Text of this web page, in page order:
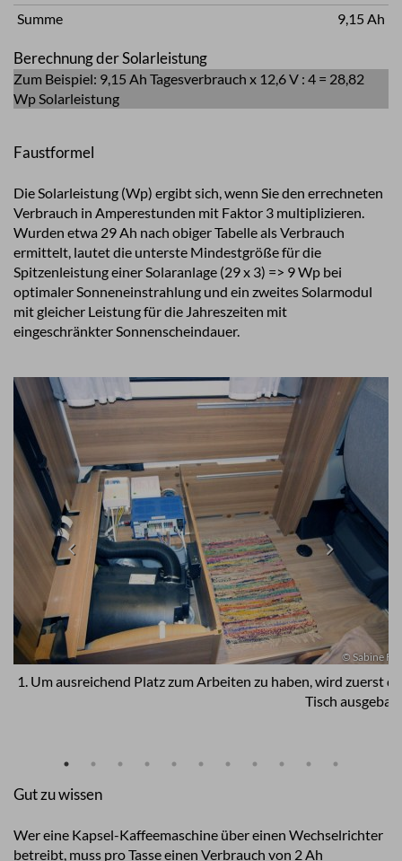
Summe
9,15 Ah
Berechnung der Solarleistung
Zum Beispiel: 9,15 Ah Tagesverbrauch x 12,6 V : 4 = 28,82
Wp Solarleistung
Faustformel
Die Solarleistung (Wp) ergibt sich, wenn Sie den errechneten
Verbrauch in Amperestunden mit Faktor 3 multiplizieren.
Wurden etwa 29 Ah nach obiger Tabelle als Verbrauch
ermittelt, lautet die unterste Mindestgröße für die
Spitzenleistung einer Solaranlage (29 x 3) => 9 Wp bei
optimaler Sonneneinstrahlung und ein zweites Solarmodul
mit gleicher Leistung für die Jahreszeiten mit
eingeschränkter Sonnenscheindauer.
© Sabine
1. Um ausreichend Platz zum Arbeiten zu haben, wird zuerst
Tisch
Gut zu wissen
Wer eine Kapsel-Kaffeemaschine über einen Wechselrichter
betreibt, muss pro Tasse einen Verbrauch von 2 Ah